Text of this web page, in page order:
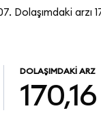
Dolaşımdaki arzı
DOLAŞIMDAKI ARZ